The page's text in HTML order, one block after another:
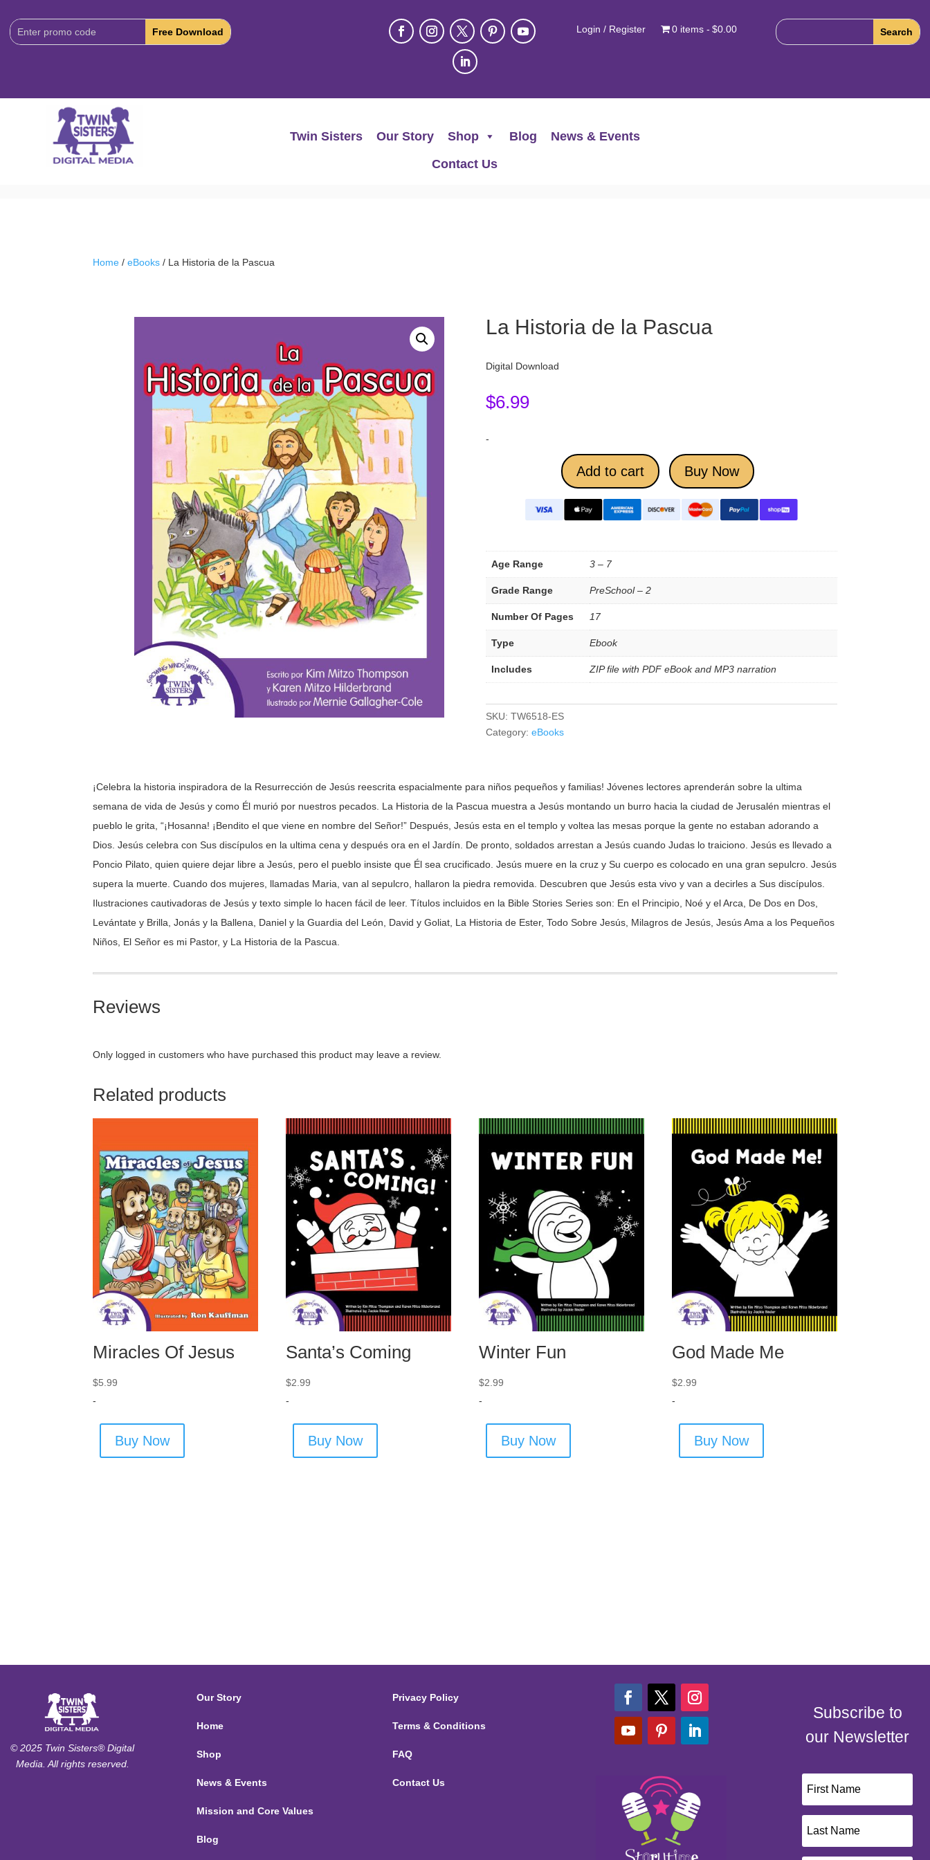
Download
Code:
Login / Register 0 items $0.00
Twin Sisters Our Story Shop Blog
News & Events
Contact Us
Home /eBooks / La Historia de la Pascua
La Historia de la Pascua
Digital Download
$6.99
-
Add to cart Buy Now
Age Range 3 – 7
Grade Range PreSchool – 2
Number Of Pages 17
Type Ebook
Includes ZIP file with PDF eBook and MP3 narration
SKU: TW6518-ES
Category: eBooks
¡Celebra la historia inspiradora de la Resurrección de Jesús reescrita espacialmente para niños pequeños y familias! Jóvenes lectores aprenderán sobre la ultima
semana de vida de Jesús y como Él murió por nuestros pecados. La Historia de la Pascua muestra a Jesús montando un burro hacia la ciudad de Jerusalén mientras el
pueblo le grita, “¡Hosanna! ¡Bendito el que viene en nombre del Señor!” Después, Jesús esta en el templo y voltea las mesas porque la gente no estaban adorando a
Dios. Jesús celebra con Sus discípulos en la ultima cena y después ora en el Jardín. De pronto, soldados arrestan a Jesús cuando Judas lo traiciono. Jesús es llevado a
Poncio Pilato, quien quiere dejar libre a Jesús, pero el pueblo insiste que Él sea crucificado. Jesús muere en la cruz y Su cuerpo es colocado en una gran sepulcro. Jesús
supera la muerte. Cuando dos mujeres, llamadas Maria, van al sepulcro, hallaron la piedra removida. Descubren que Jesús esta vivo y van a decirles a Sus discípulos.
Ilustraciones cautivadoras de Jesús y texto simple lo hacen fácil de leer. Títulos incluidos en la Bible Stories Series son: En el Principio, Noé y el Arca, De Dos en Dos,
Levántate y Brilla, Jonás y la Ballena, Daniel y la Guardia del León, David y Goliat, La Historia de Ester, Todo Sobre Jesús, Milagros de Jesús, Jesús Ama a los Pequeños
Niños, El Señor es mi Pastor, y La Historia de la Pascua.
Reviews
Only logged in customers who have purchased this product may leave a review.
Related products
Miracles Of Jesus
$5.99
-
Buy Now
Santa’s Coming
$2.99
-
Buy Now
Winter Fun
$2.99
-
Buy Now
God Made Me
$2.99
-
Buy Now
© 2025 Twin Sisters® Digital
Media. All rights reserved.
Our Story
Home
Shop
News & Events
Mission and Core Values
Blog
Privacy Policy
Terms & Conditions
FAQ
Contact Us
Subscribe to
our Newsletter